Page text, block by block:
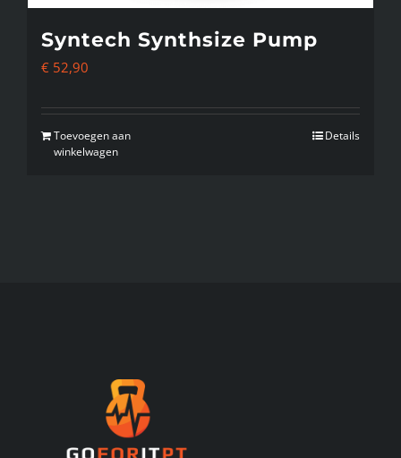
Syntech Synthsize Pump
€ 52,90
Toevoegen aan
winkelwagen
Details